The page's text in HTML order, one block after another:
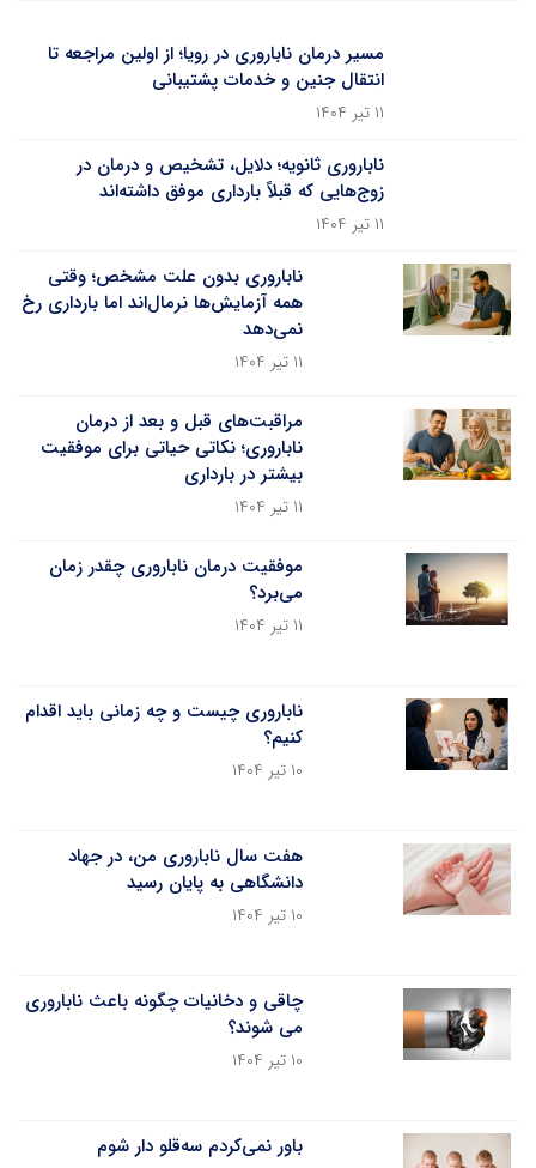
مسیر درمان ناباروری در رویا؛ از اولین مراجعه تا
انتقال جنین و خدمات پشتیبانی
۱۱ تیر ۱۴۰۴
ناباروری ثانویه؛ دلایل، تشخیص و درمان در
زوج‌هایی که قبلاً بارداری موفق داشته‌اند
۱۱ تیر ۱۴۰۴
ناباروری بدون علت مشخص؛ وقتی
همه آزمایش‌ها نرمال‌اند اما بارداری رخ
نمی‌دهد
۱۱ تیر ۱۴۰۴
مراقبت‌های قبل و بعد از درمان
ناباروری؛ نکاتی حیاتی برای موفقیت
بیشتر در بارداری
۱۱ تیر ۱۴۰۴
موفقیت درمان ناباروری چقدر زمان
می‌برد؟
۱۱ تیر ۱۴۰۴
ناباروری چیست و چه زمانی باید اقدام
کنیم؟
۱۰ تیر ۱۴۰۴
هفت سال ناباروری من، در جهاد
دانشگاهی به پایان رسید
۱۰ تیر ۱۴۰۴
چاقی و دخانیات چگونه باعث ناباروری
می شوند؟
۱۰ تیر ۱۴۰۴
باور نمی‌کردم سه‌قلو دار شوم